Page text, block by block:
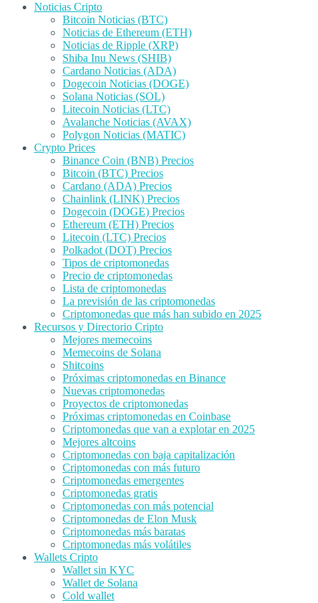
Noticias Cripto
Bitcoin Noticias (BTC)
Noticias de Ethereum (ETH)
Noticias de Ripple (XRP)
Shiba Inu News (SHIB)
Cardano Noticias (ADA)
Dogecoin Noticias (DOGE)
Solana Noticias (SOL)
Litecoin Noticias (LTC)
Avalanche Noticias (AVAX)
Polygon Noticias (MATIC)
Crypto Prices
Binance Coin (BNB) Precios
Bitcoin (BTC) Precios
Cardano (ADA) Precios
Chainlink (LINK) Precios
Dogecoin (DOGE) Precios
Ethereum (ETH) Precios
Litecoin (LTC) Precios
Polkadot (DOT) Precios
Tipos de criptomonedas
Precio de criptomonedas
Lista de criptomonedas
La previsión de las criptomonedas
Criptomonedas que más han subido en 2025
Recursos y Directorio Cripto
Mejores memecoins
Memecoins de Solana
Shitcoins
Próximas criptomonedas en Binance
Nuevas criptomonedas
Proyectos de criptomonedas
Próximas criptomonedas en Coinbase
Criptomonedas que van a explotar en 2025
Mejores altcoins
Criptomonedas con baja capitalización
Criptomonedas con más futuro
Criptomonedas emergentes
Criptomonedas gratis
Criptomonedas con más potencial
Criptomonedas de Elon Musk
Criptomonedas más baratas
Criptomonedas más volátiles
Wallets Cripto
Wallet sin KYC
Wallet de Solana
Cold wallet